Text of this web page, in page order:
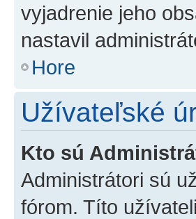
vyjadrenie jeho
nastavil
Hore
Užívateľské
Kto sú
Administrátori sú
fórom. Títo